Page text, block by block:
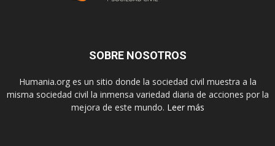
SOBRE NOSOTROS
Humania.org es un sitio donde la sociedad civil muestra a la
misma sociedad civil la inmensa variedad diaria de acciones por la
mejora de este mundo. Leer más